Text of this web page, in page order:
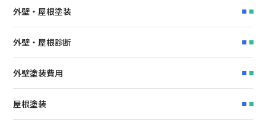
外壁・屋根塗装
外壁・屋根診断
外壁塗装費用
屋根塗装